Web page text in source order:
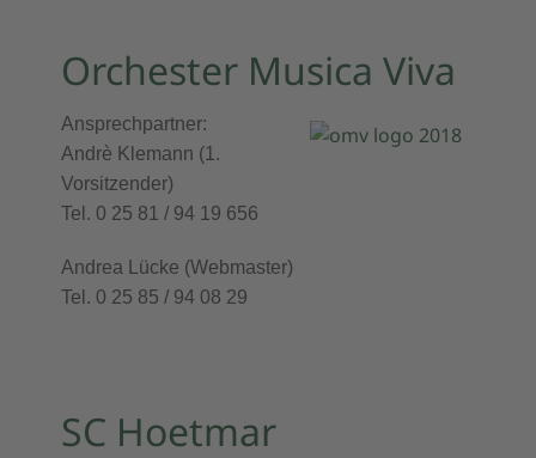
Orchester Musica Viva
Ansprechpartner:
Andrè Klemann (1.
Vorsitzender)
Tel. 0 25 81 / 94 19 656
Andrea Lücke (Webmaster)
Tel . 0 25 85 / 94 08 29
SC Hoetmar